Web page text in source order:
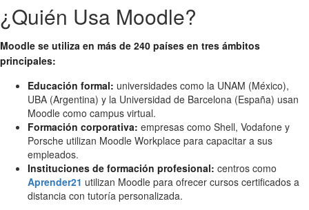
¿Quién Usa Moodle?
Moodle se utiliza en más de 240 países en tres ámbitos
principales:
Educación formal: universidades como la UNAM (México),
UBA (Argentina) y la Universidad de Barcelona (España) usan
Moodle como campus virtual.
Formación corporativa: empresas como Shell, Vodafone y
Porsche utilizan Moodle Workplace para capacitar a sus
empleados.
Instituciones de formación profesional: centros como
Aprender21 utilizan Moodle para ofrecer cursos certificados a
distancia con tutoría personalizada.